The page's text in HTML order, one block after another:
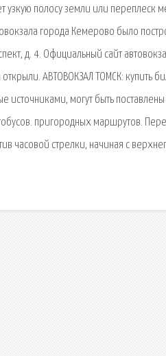
узкую полосу земли или переплеск
города Кемерово было
д. 4. Официальный сайт
АВТОВОКЗАЛ ТОМСК: купить
могут быть
пригородных маршрутов.
часовой стрелки, начиная с